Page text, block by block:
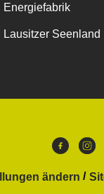
Energiefabrik
Lausitzer Seenland
ändern